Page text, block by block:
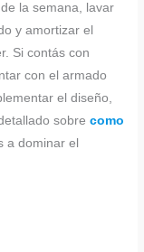
la semana, lavar
y amortizar el
Si contás con
con el armado
el diseño,
sobrecomo
a dominar el